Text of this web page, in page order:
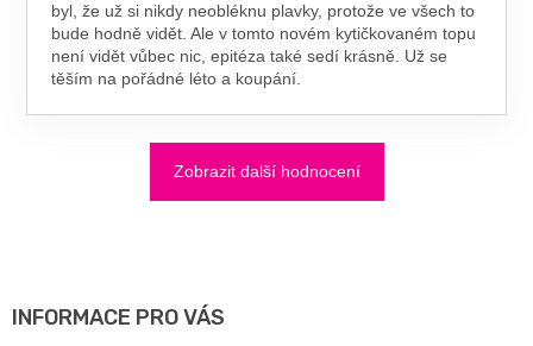
byl, že už si nikdy neobléknu plavky, protože ve všech to
bude hodně vidět. Ale v tomto novém kytičkovaném topu
není vidět vůbec nic, epitéza také sedí krásně. Už se
těším na pořádné léto a koupání.
Zobrazit další hodnocení
INFORMACE PRO VÁS